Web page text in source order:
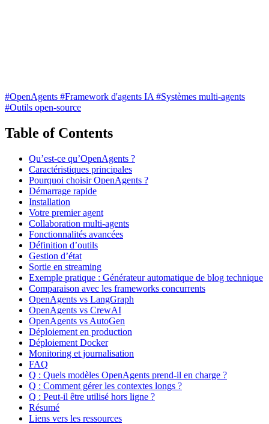
#OpenAgents #Framework d'agents IA #Systèmes multi-agents
#Outils open-source
Table of Contents
Qu’est-ce qu’OpenAgents ?
Caractéristiques principales
Pourquoi choisir OpenAgents ?
Démarrage rapide
Installation
Votre premier agent
Collaboration multi-agents
Fonctionnalités avancées
Définition d’outils
Gestion d’état
Sortie en streaming
Exemple pratique : Générateur automatique de blog technique
Comparaison avec les frameworks concurrents
OpenAgents vs LangGraph
OpenAgents vs CrewAI
OpenAgents vs AutoGen
Déploiement en production
Déploiement Docker
Monitoring et journalisation
FAQ
Q : Quels modèles OpenAgents prend-il en charge ?
Q : Comment gérer les contextes longs ?
Q : Peut-il être utilisé hors ligne ?
Résumé
Liens vers les ressources